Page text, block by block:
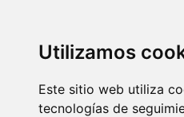
Utilizamos
Este sitio web utiliza
tecnologías de